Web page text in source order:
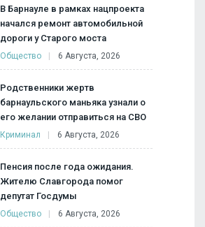
В Барнауле в рамках нацпроекта
начался ремонт автомобильной
дороги у Старого моста
Общество 6 Августа, 2026
Родственники жертв
барнаульского маньяка узнали о
его желании отправиться на СВО
Криминал 6 Августа, 2026
Пенсия после года ожидания.
Жителю Славгорода помог
депутат Госдумы
Общество 6 Августа, 2026